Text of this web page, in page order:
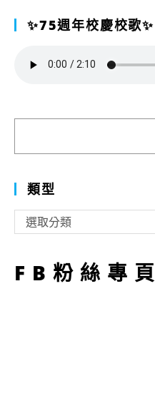
✨75週年校慶校歌✨
類型
型
選取分類
FB粉絲專頁